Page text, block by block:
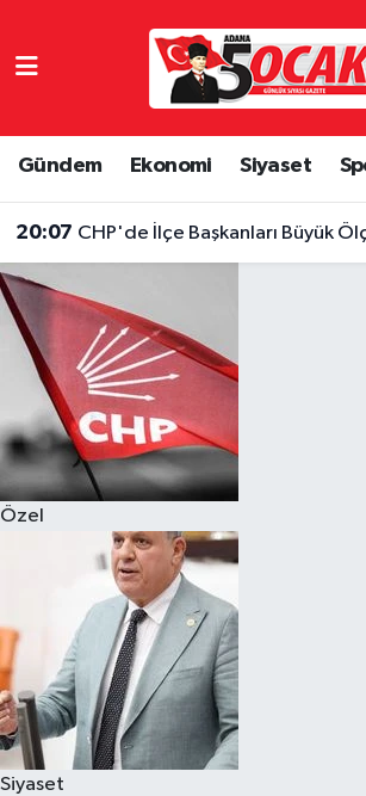
Gündem Ekonomi Siyaset
20:07 CHP'de İlçe Başkanları Büyük
Özel
Siyaset
Eğitim
Ekonomi
Gündem
Magazin
Özel
Resmi İlanlar
Sağlık
Hava Durumu
Son Dakika Haberleri
Haber Arşivi